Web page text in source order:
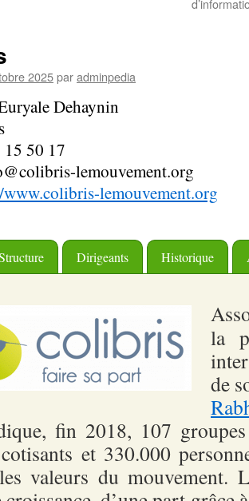
2025paradminpedia
Dehaynin
50 17
lemouvement.org
lemouvement.org
Dirigeants Historique
la
de
fin 2018, 107
et 330.000
valeurs du mouvement.